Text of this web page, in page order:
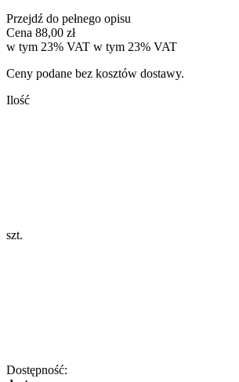
Przejdź do pełnego opisu
Cena 88,00 zł
w tym 23% VAT w tym 23% VAT
Ceny podane bez kosztów dostawy.
Ilość
szt.
Dostępność: